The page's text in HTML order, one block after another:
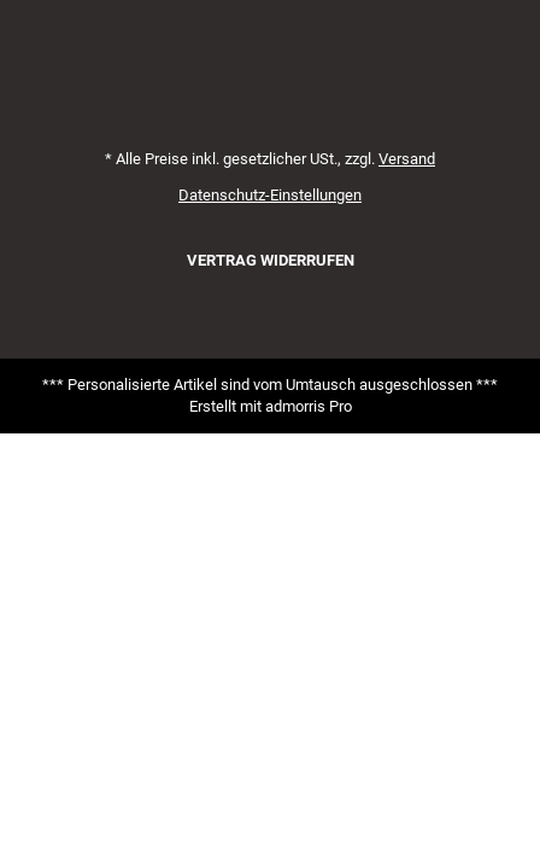
* Alle Preise inkl. gesetzlicher USt., zzgl. Versand
Datenschutz-Einstellungen
VERTRAG WIDERRUFEN
*** Personalisierte Artikel sind vom Umtausch ausgeschlossen ***
Erstellt mit admorris Pro